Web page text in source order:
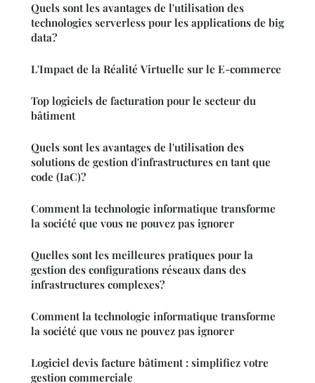
Quels sont les avantages de l'utilisation des
technologies serverless pour les applications de big
data?
L'Impact de la Réalité Virtuelle sur le E-commerce
Top logiciels de facturation pour le secteur du
bâtiment
Quels sont les avantages de l'utilisation des
solutions de gestion d'infrastructures en tant que
code (IaC)?
Comment la technologie informatique transforme
la société que vous ne pouvez pas ignorer
Quelles sont les meilleures pratiques pour la
gestion des configurations réseaux dans des
infrastructures complexes?
Comment la technologie informatique transforme
la société que vous ne pouvez pas ignorer
Logiciel devis facture bâtiment : simplifiez votre
gestion commerciale